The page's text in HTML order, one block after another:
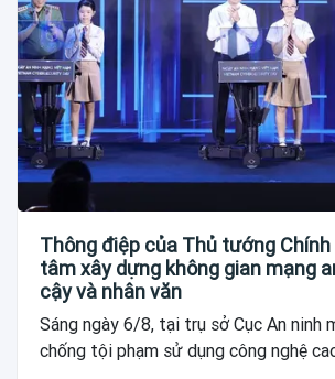
Thông điệp của Thủ tướng
tâm xây dựng không gian mạng
cậy và nhân văn
Sáng ngày 6/8, tại trụ sở Cục An ninh
chống tội phạm sử dụng công nghệ